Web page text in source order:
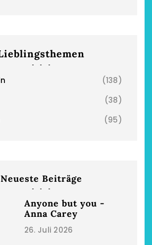
(138)
(38)
(95)
Neueste Beiträge
Anyone but you -
Anna Carey
26. Juli 2026